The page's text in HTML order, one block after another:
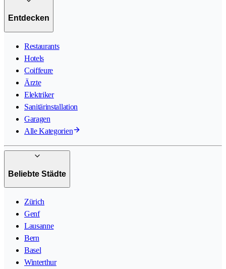
Entdecken
Restaurants
Hotels
Coiffeure
Ärzte
Elektriker
Sanitärinstallation
Garagen
Alle Kategorien
Beliebte Städte
Zürich
Genf
Lausanne
Bern
Basel
Winterthur